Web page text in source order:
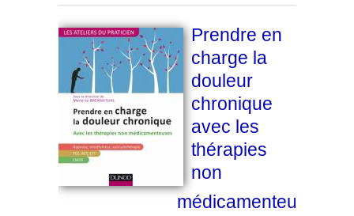
Prendre en
charge la
douleur
chronique
avec les
thérapies
non
médicamenteuses